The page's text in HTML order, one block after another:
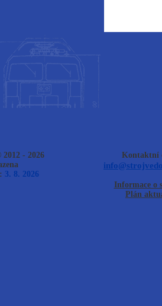
- 2026
3. 8. 2026
Kontaktní
Informace o
Plán